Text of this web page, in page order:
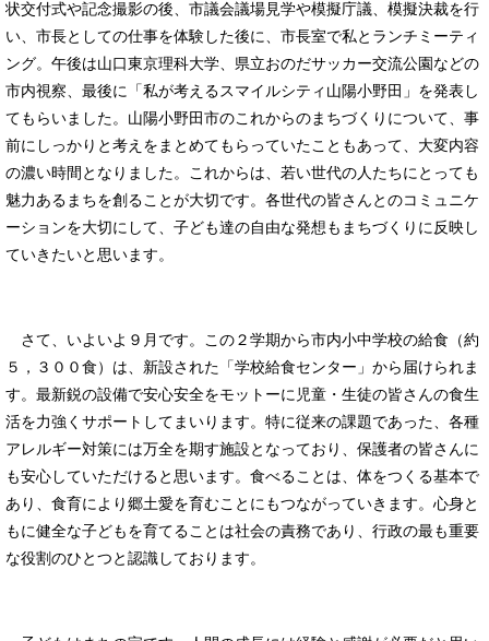
状交付式や記念撮影の後、市議会議場見学や模擬庁議、模擬決裁を行
い、市長としての仕事を体験した後に、市長室で私とランチミーティ
ング。午後は山口東京理科大学、県立おのだサッカー交流公園などの
市内視察、最後に「私が考えるスマイルシティ山陽小野田」を発表し
てもらいました。山陽小野田市のこれからのまちづくりについて、事
前にしっかりと考えをまとめてもらっていたこともあって、大変内容
の濃い時間となりました。これからは、若い世代の人たちにとっても
魅力あるまちを創ることが大切です。各世代の皆さんとのコミュニケ
ーションを大切にして、子ども達の自由な発想もまちづくりに反映し
ていきたいと思います。
さて、いよいよ９月です。この２学期から市内小中学校の給食（約
５，３００食）は、新設された「学校給食センター」から届けられま
す。最新鋭の設備で安心安全をモットーに児童・生徒の皆さんの食生
活を力強くサポートしてまいります。特に従来の課題であった、各種
アレルギー対策には万全を期す施設となっており、保護者の皆さんに
も安心していただけると思います。食べることは、体をつくる基本で
あり、食育により郷土愛を育むことにもつながっていきます。心身と
もに健全な子どもを育てることは社会の責務であり、行政の最も重要
な役割のひとつと認識しております。